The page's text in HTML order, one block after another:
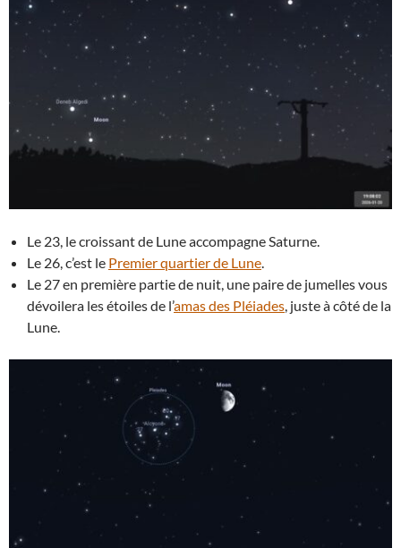
Le 23, le croissant de Lune accompagne Saturne.
Le 26, c’est le Premier quartier de Lune.
Le 27 en première partie de nuit, une paire de jumelles vous
dévoilera les étoiles de l’amas des Pléiades, juste à côté de la
Lune.